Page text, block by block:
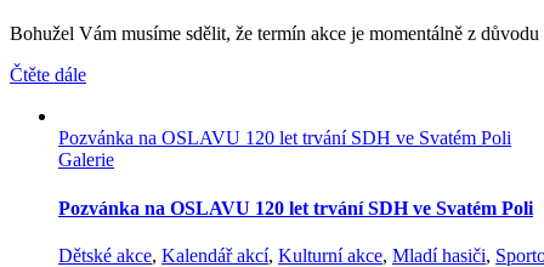
Bohužel Vám musíme sdělit, že termín akce je momentálně z
Čtěte dále
Pozvánka na OSLAVU 120 let trvání SDH ve Svatém Poli
Galerie
Pozvánka na OSLAVU 120 let trvání SDH ve Svatém Poli
Dětské akce, Kalendář akcí, Kulturní akce, Mladí hasiči,